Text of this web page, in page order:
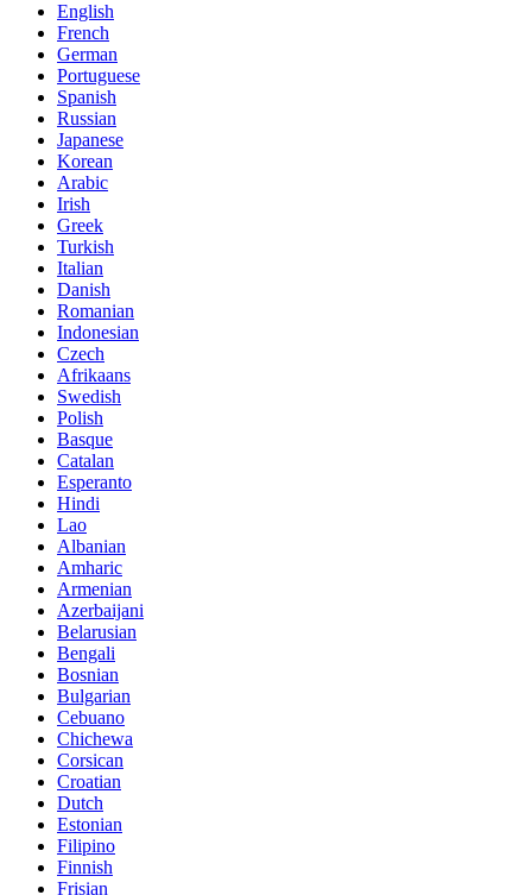
English
French
German
Portuguese
Spanish
Russian
Japanese
Korean
Arabic
Irish
Greek
Turkish
Italian
Danish
Romanian
Indonesian
Czech
Afrikaans
Swedish
Polish
Basque
Catalan
Esperanto
Hindi
Lao
Albanian
Amharic
Armenian
Azerbaijani
Belarusian
Bengali
Bosnian
Bulgarian
Cebuano
Chichewa
Corsican
Croatian
Dutch
Estonian
Filipino
Finnish
Frisian